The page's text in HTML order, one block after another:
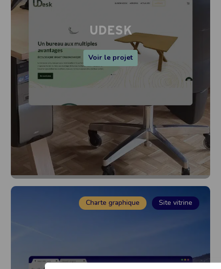
UDESK
Voir le projet
Charte graphique Site vitrine